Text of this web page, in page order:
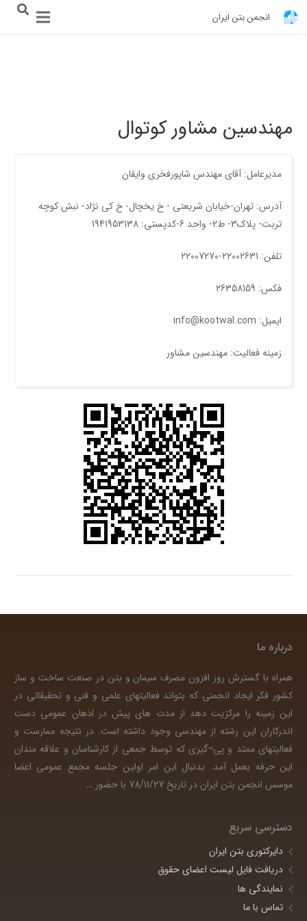
انجمن بتن ایران
مهندسین مشاور کوتوال
مدیرعامل: آقای مهندس شاپورفخری وایقان
آدرس: تهران-خیابان شریعتی - خ یخچال- خ کی نژاد- نبش کوچه
تربت- پلاک3- ط2- واحد 6-کدپستی: 1941953138
تلفن: 22002631-22007270
فکس: 26358159
ایمیل: info@kootwal.com
زمینه فعالیت: مهندسين مشاور
درباره ما
همراه با گسترش روز افزون مصرف سیمان و بتن در صنعت ساخت و ساز
کشور فکر ایجاد انجمنی که بتواند فعالیتهای علمی و فنی و تحقیقاتی در
این زمینه را مرکزیت دهد از مدت های پیش در اذهان عمومی دست
اندرکاران این رشته از مهندسی وجود داشته است. در نتیجه ممارست و
فعالیتهای ممتد و پی¬گیری که توسط جمعی از کارشناسان و علاقه مندان
این حرفه بعمل آمد. بدنبال این امر اولین جلسه مجمع عمومی اعضا
موسس انجمن بتن ایران در تاریخ 78/11/27 با حضور
…
دسترسی سریع
دایرکتوری بتن ایران
دریافت فایل لیست اعضای حقوق
نمایندگی ها
تماس با ما